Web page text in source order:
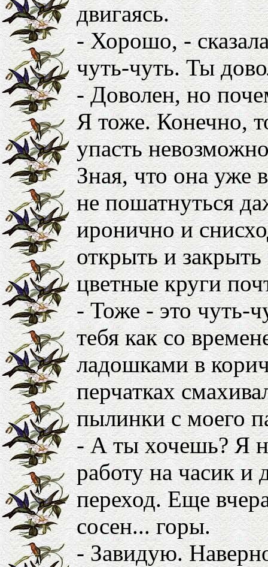
двигаясь.
- Хорошо, -
чуть-чуть. Ты
- Доволен, но
Я тоже. Конечно,
упасть
Зная, что она уже
не пошатнуться
иронично и
открыть и закрыть
цветные круги
- Тоже - это чуть-
тебя как со
ладошками в
перчатках
пылинки с моего
- А ты хочешь? Я
работу на часик
переход. Еще
сосен... горы.
- Завидую.